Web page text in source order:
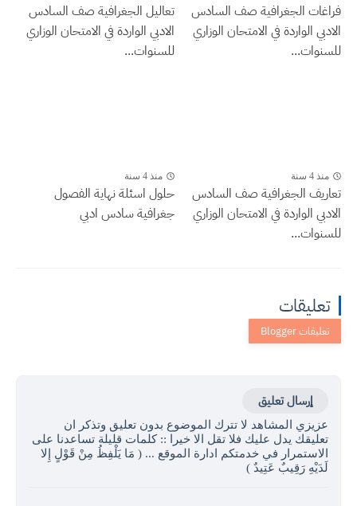
فراغات الجغرافية صف السادس
الادبي الواردة في الامتحان الوزاري
للسنوات...
تعاليل الجغرافية صف السادس
الادبي الواردة في الامتحان الوزاري
للسنوات...
منذ 4 سنة
تعاريف الجغرافية صف السادس
الادبي الواردة في الامتحان الوزاري
للسنوات...
منذ 4 سنة
حلول اسئلة نهاية الفصول
جغرافية سادس ادبي
تعليقات
إرسال تعليق
عزيزي المشاهد لا تترك الموضوع بدون تعليق وتذكر ان
تعليقك يدل عليك فلا تقل الا خيرا :: كلمات قليلة تساعدنا على
الاستمرار في خدمتكم ادارة الموقع ... ( مَا يَلْفِظُ مِنْ قَوْلٍ إِلا
لَدَيْهِ رَقِيبٌ عَتِيدٌ )